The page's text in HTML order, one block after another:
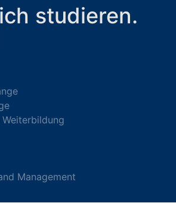
studieren.
Management